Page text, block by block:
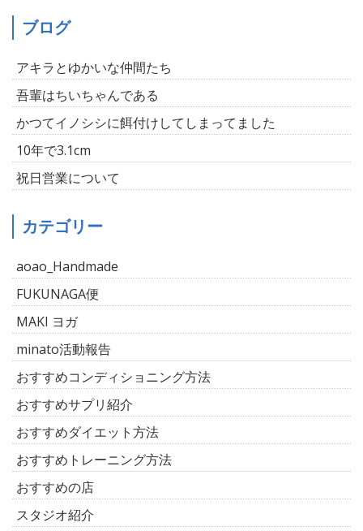
ブログ
アキラとゆかいな仲間たち
吾輩はちいちゃんである
かつてイノシシに餌付けしてしまってました
10年で3.1cm
祝日営業について
カテゴリー
aoao_Handmade
FUKUNAGA便
MAKI ヨガ
minato活動報告
おすすめコンディショニング方法
おすすめサプリ紹介
おすすめダイエット方法
おすすめトレーニング方法
おすすめの店
スタジオ紹介